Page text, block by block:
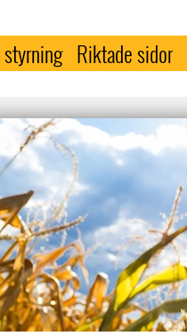
Riktade sidor